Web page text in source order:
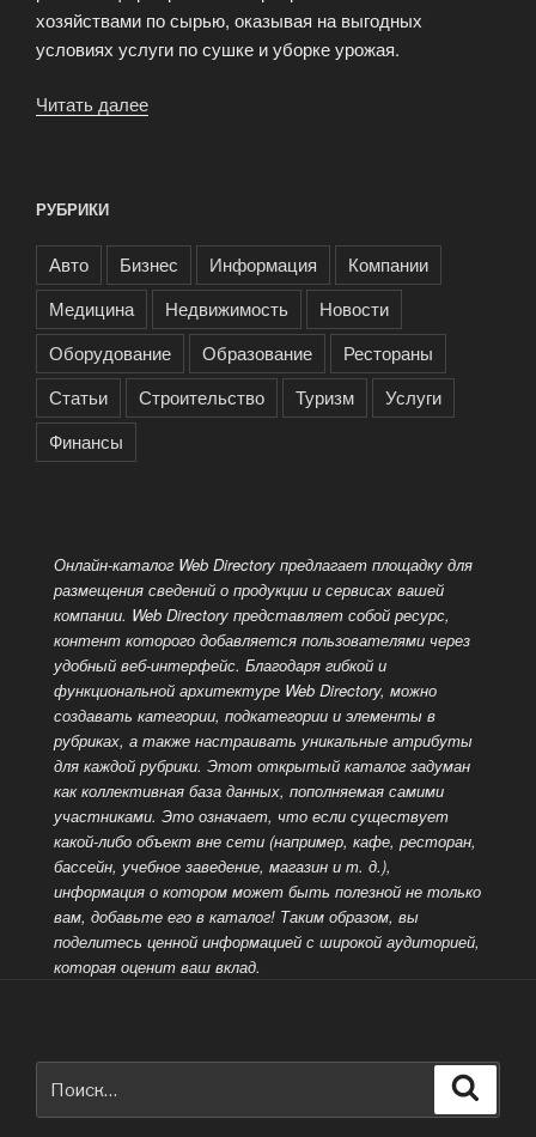
хозяйствами по сырью, оказывая на выгодных
условиях услуги по сушке и уборке урожая.
Читать далее
РУБРИКИ
Авто Бизнес Информация
Компании
Медицина
Недвижимость
Новости
Оборудование
Образование
Рестораны
Статьи
Строительство Туризм
Услуги
Финансы
Онлайн-каталог Web Directory предлагает площадку для
размещения сведений о продукции и сервисах вашей
компании. Web Directory представляет собой ресурс,
контент которого добавляется пользователями через
удобный веб-интерфейс. Благодаря гибкой и
функциональной архитектуре Web Directory, можно
создавать категории, подкатегории и элементы в
рубриках, а также настраивать уникальные атрибуты
для каждой рубрики. Этот открытый каталог задуман
как коллективная база данных, пополняемая самими
участниками. Это означает, что если существует
какой-либо объект вне сети (например, кафе, ресторан,
бассейн, учебное заведение, магазин и т. д.),
информация о котором может быть полезной не только
вам, добавьте его в каталог! Таким образом, вы
поделитесь ценной информацией с широкой аудиторией,
которая оценит ваш вклад.